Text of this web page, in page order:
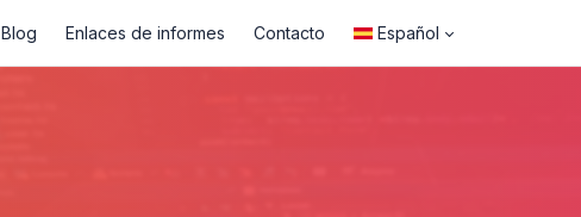
Blog Enlaces de informes Contacto Español